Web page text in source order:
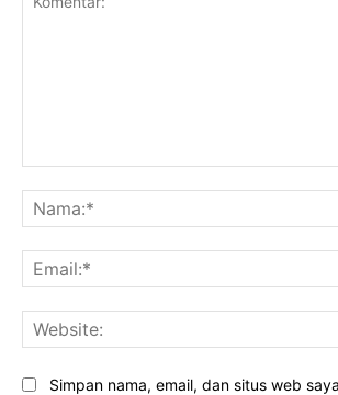
Simpan nama, email, dan situs web